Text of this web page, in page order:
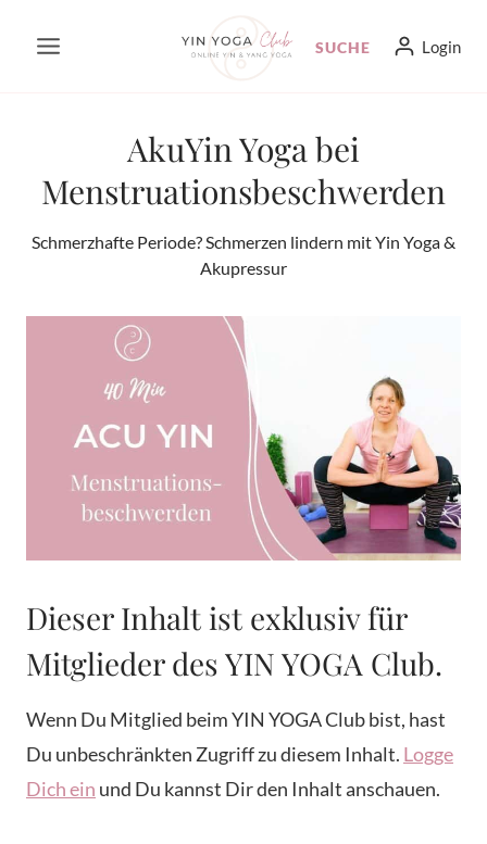
Inhalt
SUCHE Login
AkuYin Yoga bei
Menstruationsbeschwerden
Schmerzhafte Periode? Schmerzen lindern mit Yin Yoga &
Akupressur
Dieser Inhalt ist exklusiv für
Mitglieder des YIN YOGA Club.
Wenn Du Mitglied beim YIN YOGA Club bist, hast
Du unbeschränkten Zugriff zu diesem Inhalt. Logge
Dich ein und Du kannst Dir den Inhalt anschauen.